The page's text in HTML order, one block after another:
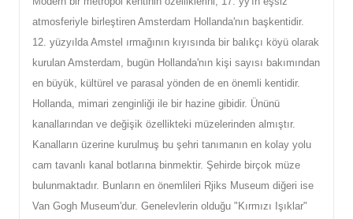
atmosferiyle birleştiren Amsterdam Hollanda'nın başkentidir.
12. yüzyılda Amstel ırmağının kıyısında bir balıkçı köyü olarak
kurulan Amsterdam, bugün Hollanda'nın kişi sayısı bakımından
en büyük, kültürel ve parasal yönden de en önemli kentidir.
Hollanda, mimari zenginliği ile bir hazine gibidir. Ününü
kanallarından ve değişik özellikteki müzelerinden almıştır.
Kanalların üzerine kurulmuş bu şehri tanımanın en kolay yolu
cam tavanlı kanal botlarına binmektir. Şehirde birçok müze
bulunmaktadır. Bunların en önemlileri Rjiks Museum diğeri ise
Van Gogh Museum'dur. Genelevlerin olduğu "Kırmızı Işıklar"